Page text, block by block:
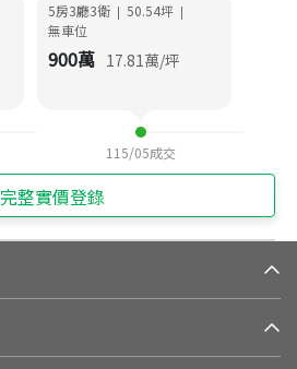
5房3廳3衛 | 50.54坪 |
無車位
900萬 17.81萬/坪
115/05成交
完整實價登錄